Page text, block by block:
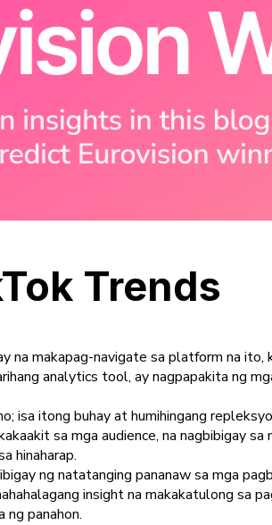
Trends
makapag-navigate sa platform na ito,
analytics tool, ay nagpapakita ng
isa itong buhay at humihingang
sa mga audience, na nagbibigay
hinaharap.
ng natatanging pananaw sa mga
insight na makakatulong sa
panahon.